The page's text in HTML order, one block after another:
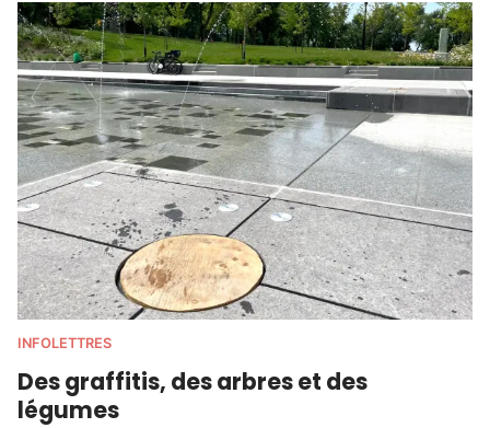
INFOLETTRES
Des graffitis, des arbres et des
légumes